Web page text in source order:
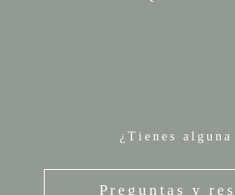
¿Tienes alguna
Preguntas y